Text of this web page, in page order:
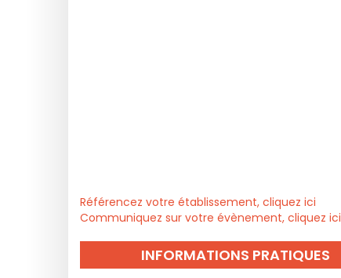
Référencez votre établissement, cliquez ici
Communiquez sur votre évènement, cliquez ici
INFORMATIONS PRATIQUES